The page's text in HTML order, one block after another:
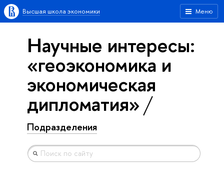
Меню
Высшая школа экономики
Научные интересы:
«геоэкономика и
экономическая
дипломатия»
Подразделения